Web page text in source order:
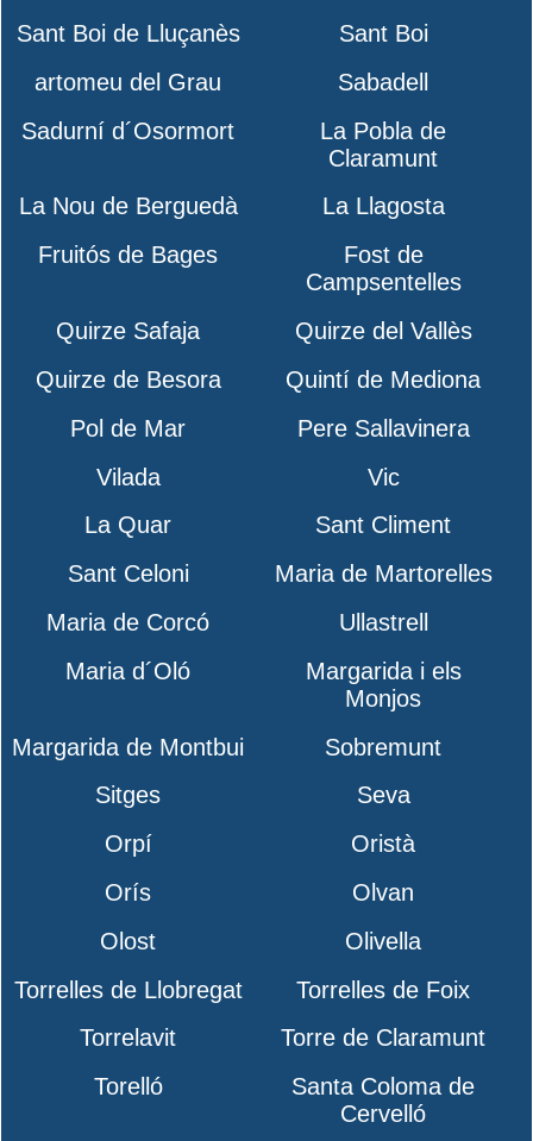
Sant Boi de Lluçanès
Sant Boi
artomeu del Grau
Sabadell
Sadurní d´Osormort
La Pobla de
Claramunt
La Nou de Berguedà
La Llagosta
Fruitós de Bages
Fost de
Campsentelles
Quirze Safaja
Quirze del Vallès
Quirze de Besora
Quintí de Mediona
Pol de Mar
Pere Sallavinera
Vilada
Vic
La Quar
Sant Climent
Sant Celoni
Maria de Martorelles
Maria de Corcó
Ullastrell
Maria d´Oló
Margarida i els
Monjos
Margarida de Montbui
Sobremunt
Sitges
Seva
Orpí
Oristà
Orís
Olvan
Olost
Olivella
Torrelles de Llobregat
Torrelles de Foix
Torrelavit
Torre de Claramunt
Torelló
Santa Coloma de
Cervelló